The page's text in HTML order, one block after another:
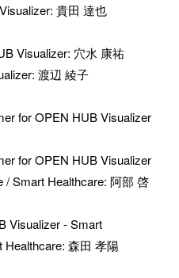
: 貴田 達也
Visualizer: 穴水 康祐
: 渡辺 綾子
for OPEN HUB Visualizer
for OPEN HUB Visualizer
/ Smart Healthcare: 阿部 啓
Visualizer - Smart
Healthcare: 森田 孝陽